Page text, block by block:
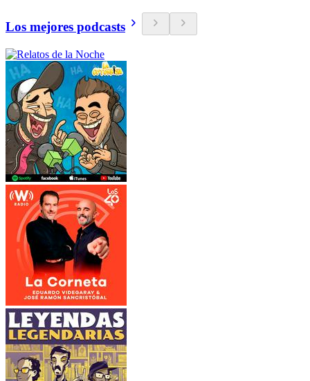
Los mejores podcasts